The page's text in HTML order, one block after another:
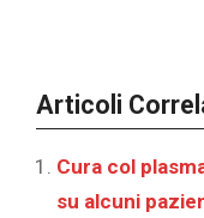
Articoli
Cura col
su alcuni